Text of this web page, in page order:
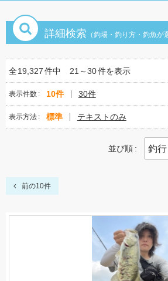
詳細検索 （釣場・釣り方・釣魚が
全19,327件中 21～30件を表示
表示件数 10件 30件
表示方法 標準 テキストのみ
並び順
前の10件